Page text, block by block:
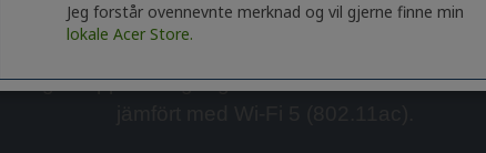
Jeg forstår ovennevnte merknad og vil gjerne finne min
lokale Acer Store.